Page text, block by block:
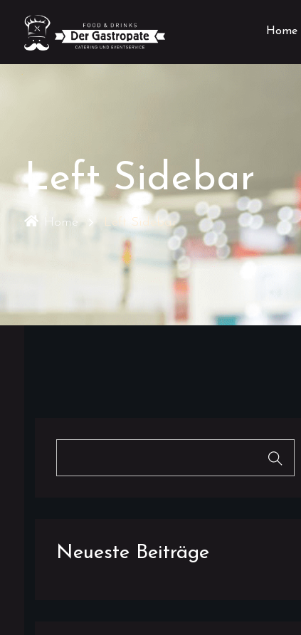
Home
Left Sidebar
Home Left Sidebar
Neueste Beiträge